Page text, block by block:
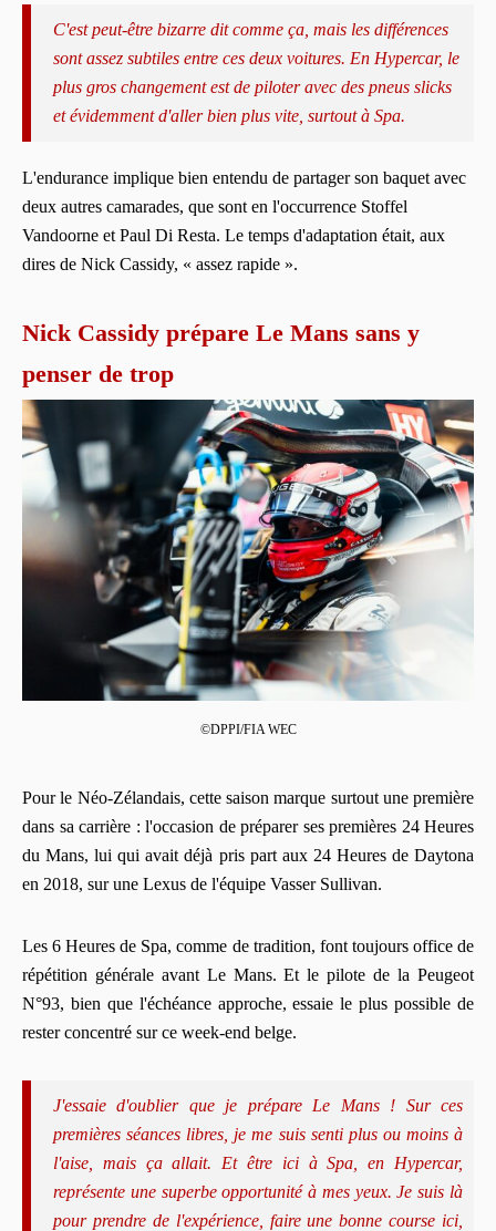
C'est peut-être bizarre dit comme ça, mais les différences
sont assez subtiles entre ces deux voitures. En Hypercar, le
plus gros changement est de piloter avec des pneus slicks
et évidemment d'aller bien plus vite, surtout à Spa.
L'endurance implique bien entendu de partager son baquet avec
deux autres camarades, que sont en l'occurrence Stoffel
Vandoorne et Paul Di Resta. Le temps d'adaptation était, aux
dires de Nick Cassidy, « assez rapide ».
Nick Cassidy prépare Le Mans sans y
penser de trop
©DPPI/FIA WEC
Pour le Néo-Zélandais, cette saison marque surtout une première
dans sa carrière : l'occasion de préparer ses premières 24 Heures
du Mans, lui qui avait déjà pris part aux 24 Heures de Daytona
en 2018, sur une Lexus de l'équipe Vasser Sullivan.
Les 6 Heures de Spa, comme de tradition, font toujours office de
répétition générale avant Le Mans. Et le pilote de la Peugeot
N°93, bien que l'échéance approche, essaie le plus possible de
rester concentré sur ce week-end belge.
J'essaie d'oublier que je prépare Le Mans ! Sur ces
premières séances libres, je me suis senti plus ou moins à
l'aise, mais ça allait. Et être ici à Spa, en Hypercar,
représente une superbe opportunité à mes yeux. Je suis là
pour prendre de l'expérience, faire une bonne course ici,